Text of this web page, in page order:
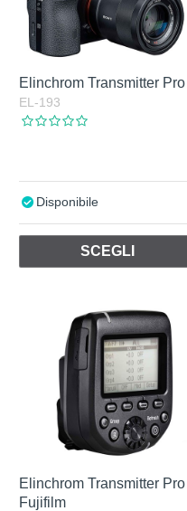
Elinchrom Transmitter Pro
EL-193
Disponibile
SCEGLI
Elinchrom Transmitter Pro
Fujifilm